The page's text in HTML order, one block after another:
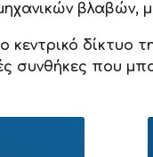
βλαβών,
κεντρικό δίκτυο
συνθήκες που